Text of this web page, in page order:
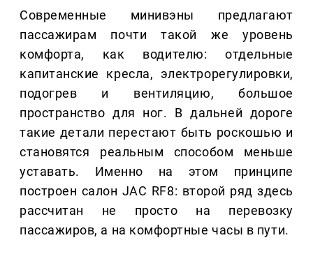
Современные минивэны предлагают
пассажирам почти такой же уровень
комфорта, как водителю: отдельные
капитанские кресла, электрорегулировки,
подогрев и вентиляцию, большое
пространство для ног. В дальней дороге
такие детали перестают быть роскошью и
становятся реальным способом меньше
уставать. Именно на этом принципе
построен салон JAC RF8: второй ряд здесь
рассчитан не просто на перевозку
пассажиров, а на комфортные часы в пути.